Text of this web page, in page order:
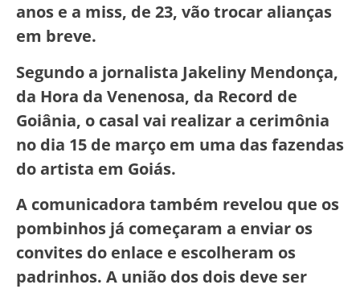
anos e a miss, de 23, vão trocar alianças
em breve.
Segundo a jornalista Jakeliny Mendonça,
da Hora da Venenosa, da Record de
Goiânia, o casal vai realizar a cerimônia
no dia 15 de março em uma das fazendas
do artista em Goiás.
A comunicadora também revelou que os
pombinhos já começaram a enviar os
convites do enlace e escolheram os
padrinhos. A união dos dois deve ser